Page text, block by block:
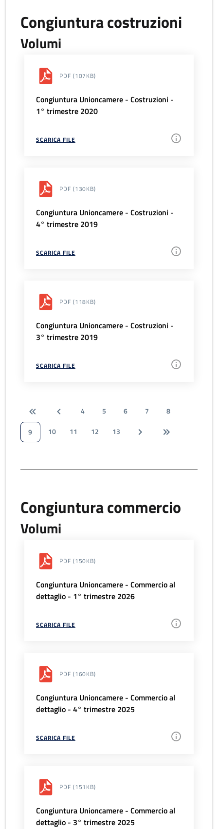
Congiuntura costruzioni
Volumi
PDF (107KB)
Congiuntura Unioncamere - Costruzioni -
1° trimestre 2020
SCARICA FILE
PDF (130KB)
Congiuntura Unioncamere - Costruzioni -
4° trimestre 2019
SCARICA FILE
PDF (118KB)
Congiuntura Unioncamere - Costruzioni -
3° trimestre 2019
SCARICA FILE
4 5 6 7
8
9
10 11 12 13
Congiuntura commercio
Volumi
PDF (150KB)
Congiuntura Unioncamere - Commercio al
dettaglio - 1° trimestre 2026
SCARICA FILE
PDF (160KB)
Congiuntura Unioncamere - Commercio al
dettaglio - 4° trimestre 2025
SCARICA FILE
PDF (151KB)
Congiuntura Unioncamere - Commercio al
dettaglio - 3° trimestre 2025